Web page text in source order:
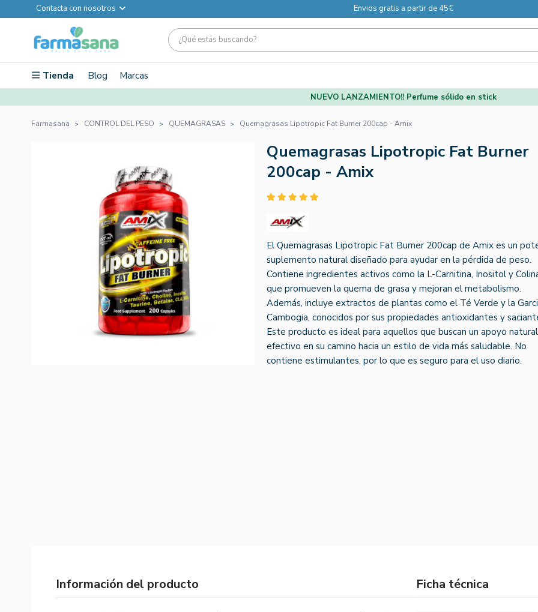
Contacta con nosotros Envios gratis a partir de 45€
Tienda Blog Marcas
NUEVO LANZAMIENTO!! Perfume sólido en stick
Farmasana CONTROL DEL PESO QUEMAGRASAS Quemagrasas Lipotropic Fat Burner 200cap - Amix
Quemagrasas Lipotropic Fat Burner
200cap - Amix
El Quemagrasas Lipotropic Fat Burner 200cap de Amix es un
suplemento natural diseñado para ayudar en la pérdida de peso.
Contiene ingredientes activos como la L-Carnitina, Inositol y
que promueven la quema de grasa y mejoran el metabolismo.
Además, incluye extractos de plantas como el Té Verde y la
Cambogia, conocidos por sus propiedades antioxidantes y
Este producto es ideal para aquellos que buscan un apoyo
efectivo en su camino hacia un estilo de vida más saludable. No
contiene estimulantes, por lo que es seguro para el uso diario.
Información del producto Ficha técnica